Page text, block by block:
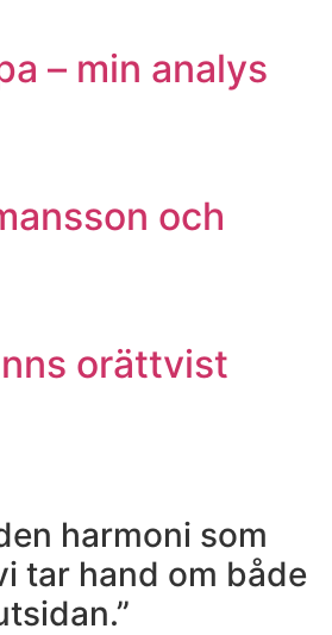
– min analys
och
orättvist
harmoni som
tar hand om både